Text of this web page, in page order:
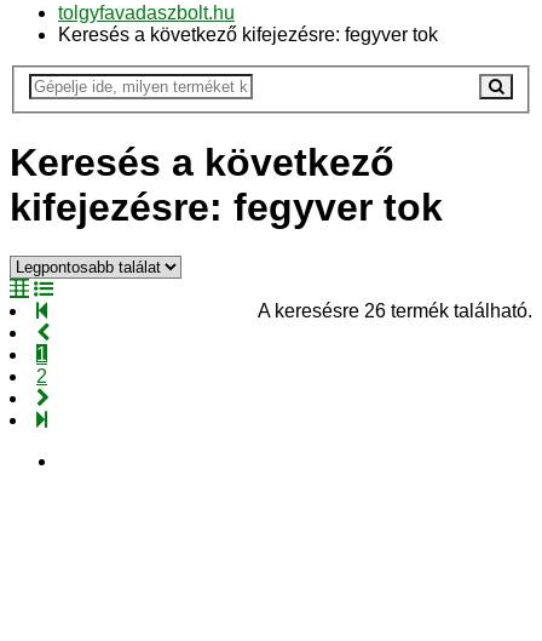
tolgyfavadaszbolt.hu
Keresés a következő kifejezésre: fegyver tok
Keresés a következő
kifejezésre: fegyver tok
A keresésre 26 termék található.
1
2